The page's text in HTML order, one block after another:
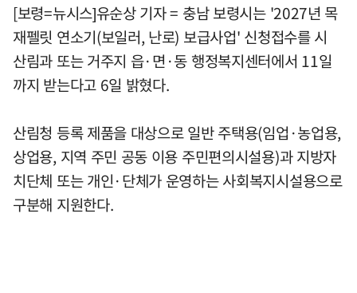
[보령=뉴시스]유순상 기자 = 충남 보령시는 '2027년 목
재펠릿 연소기(보일러, 난로) 보급사업' 신청접수를 시
산림과 또는 거주지 읍·면·동 행정복지센터에서 11일
까지 받는다고 6일 밝혔다.
산림청 등록 제품을 대상으로 일반 주택용(임업·농업용,
상업용, 지역 주민 공동 이용 주민편의시설용)과 지방자
치단체 또는 개인·단체가 운영하는 사회복지시설용으로
구분해 지원한다.